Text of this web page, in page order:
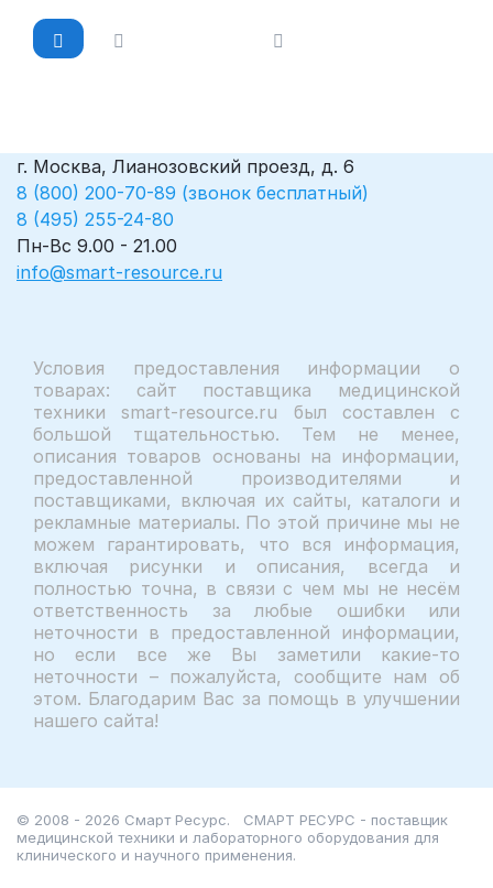
г. Москва, Лианозовский проезд, д. 6
8 (800) 200-70-89 (звонок бесплатный)
8 (495) 255-24-80
Пн-Вс 9.00 - 21.00
info@smart-resource.ru
Условия предоставления информации о
товарах: сайт поставщика медицинской
техники smart-resource.ru был составлен с
большой тщательностью. Тем не менее,
описания товаров основаны на информации,
предоставленной производителями и
поставщиками, включая их сайты, каталоги и
рекламные материалы. По этой причине мы не
можем гарантировать, что вся информация,
включая рисунки и описания, всегда и
полностью точна, в связи с чем мы не несём
ответственность за любые ошибки или
неточности в предоставленной информации,
но если все же Вы заметили какие-то
неточности – пожалуйста, сообщите нам об
этом. Благодарим Вас за помощь в улучшении
нашего сайта!
© 2008 - 2026 Смарт Ресурс. СМАРТ РЕСУРС - поставщик
медицинской техники и лабораторного оборудования для
клинического и научного применения.